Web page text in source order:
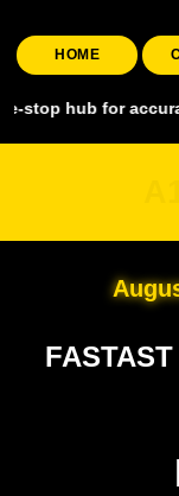
HOME
for accurate and